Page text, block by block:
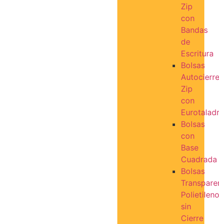
Zip
con
Bandas
de
Escritura
Bolsas
Autocierre
Zip
con
Bolsas
con
Base
Cuadrada
Bolsas
Polietileno
sin
Cierre